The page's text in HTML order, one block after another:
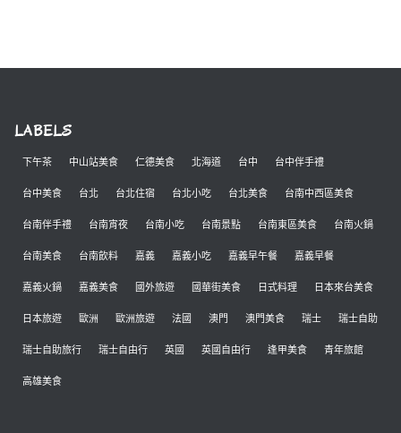
LABELS
下午茶 中山站美食 仁德美食 北海道 台中 台中伴手禮
台中美食 台北 台北住宿 台北小吃 台北美食 台南中西區美食
台南伴手禮 台南宵夜 台南小吃 台南景點 台南東區美食 台南火鍋
台南美食 台南飲料 嘉義 嘉義小吃 嘉義早午餐 嘉義早餐
嘉義火鍋 嘉義美食 國外旅遊 國華街美食 日式料理 日本來台美食
日本旅遊 歐洲 歐洲旅遊 法國 澳門 澳門美食 瑞士 瑞士自助
瑞士自助旅行 瑞士自由行 英國 英國自由行 逢甲美食 青年旅館
高雄美食